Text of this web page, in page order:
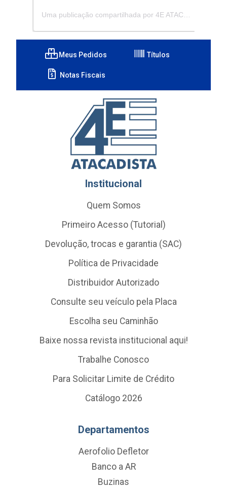
Meus Pedidos Títulos
Notas Fiscais
Institucional
Quem Somos
Primeiro Acesso (Tutorial)
Devolução, trocas e garantia (SAC)
Política de Privacidade
Distribuidor Autorizado
Consulte seu veículo pela Placa
Escolha seu Caminhão
Baixe nossa revista institucional aqui!
Trabalhe Conosco
Para Solicitar Limite de Crédito
Catálogo 2026
Departamentos
Aerofolio Defletor
Banco a AR
Buzinas